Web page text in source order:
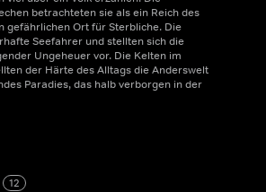
betrachteten sie als ein Reich des
gefährlichen Ort für Sterbliche. Die
Seefahrer und stellten sich die
Ungeheuer vor. Die Kelten im
der Härte des Alltags die Anderswelt
Paradies, das halb verborgen in der
12